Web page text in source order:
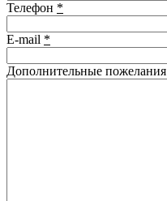
Телефон *
E-mail *
Дополнительные пожелания